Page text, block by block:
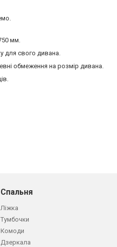
мм.
для свого дивана.
обмеження на розмір дивана.
Спальня
Ліжка
Тумбочки
Комоди
Дзеркала